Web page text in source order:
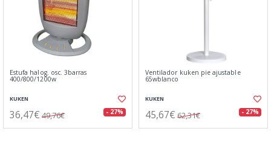
Estufa halog. osc. 3barras
400/800/1200w
KUKEN
36,47€ 49,76€ - 27%
Ventilador kuken pie ajustable
65wblanco
KUKEN
45,67€ 62,31€ - 27%